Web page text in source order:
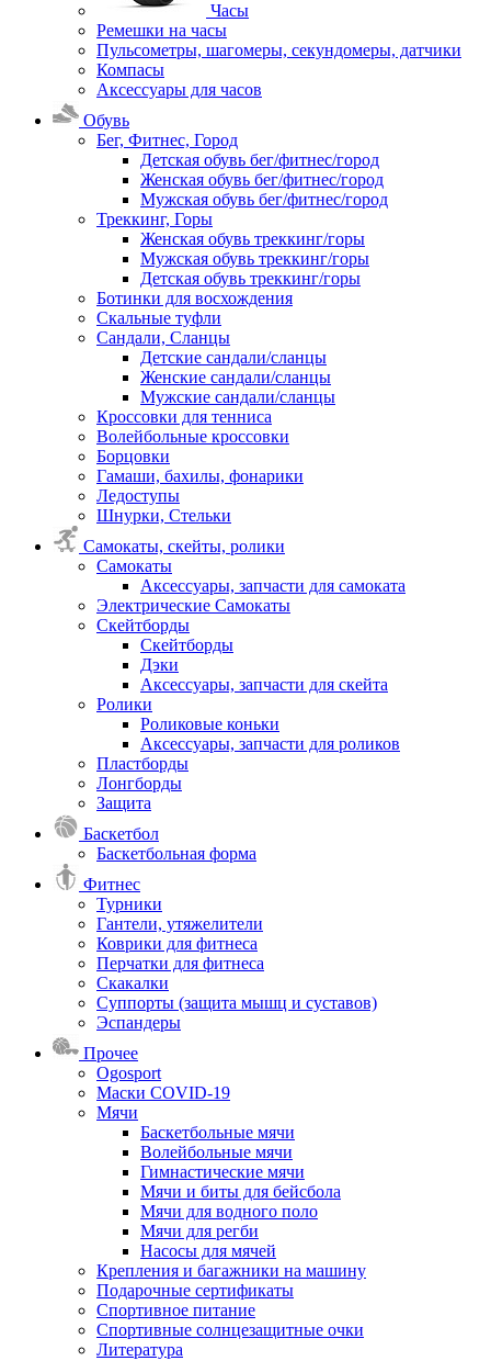
Часы
Ремешки на часы
Пульсометры, шагомеры, секундомеры, датчики
Компасы
Аксессуары для часов
Обувь
Бег, Фитнес, Город
Детская обувь бег/фитнес/город
Женская обувь бег/фитнес/город
Мужская обувь бег/фитнес/город
Треккинг, Горы
Женская обувь треккинг/горы
Мужская обувь треккинг/горы
Детская обувь треккинг/горы
Ботинки для восхождения
Скальные туфли
Сандали, Сланцы
Детские сандали/сланцы
Женские сандали/сланцы
Мужские сандали/сланцы
Кроссовки для тенниса
Волейбольные кроссовки
Борцовки
Гамаши, бахилы, фонарики
Ледоступы
Шнурки, Стельки
Самокаты, скейты, ролики
Самокаты
Аксессуары, запчасти для самоката
Электрические Самокаты
Скейтборды
Скейтборды
Дэки
Аксессуары, запчасти для скейта
Ролики
Роликовые коньки
Аксессуары, запчасти для роликов
Пластборды
Лонгборды
Защита
Баскетбол
Баскетбольная форма
Фитнес
Турники
Гантели, утяжелители
Коврики для фитнеса
Перчатки для фитнеса
Скакалки
Суппорты (защита мышц и суставов)
Эспандеры
Прочее
Ogosport
Маски COVID-19
Мячи
Баскетбольные мячи
Волейбольные мячи
Гимнастические мячи
Мячи и биты для бейсбола
Мячи для водного поло
Мячи для регби
Насосы для мячей
Крепления и багажники на машину
Подарочные сертификаты
Спортивное питание
Спортивные солнцезащитные очки
Литература